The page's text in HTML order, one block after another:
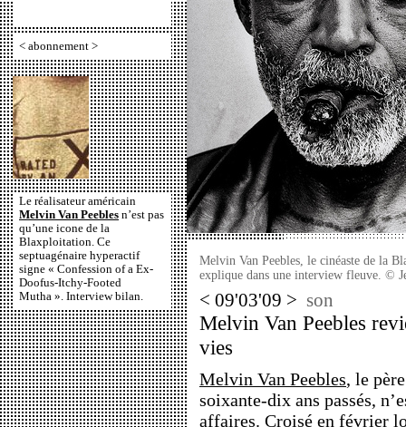
< abonnement >
Le réalisateur américain
Melvin Van Peebles n’est pas
qu’une icone de la
Blaxploitation. Ce
septuagénaire hyperactif
signe « Confession of a Ex-
Doofus-Itchy-Footed
Mutha ». Interview bilan.
Melvin Van Peebles, le cinéaste de la
explique dans une interview fleuve. ©
< 09'03'09 > son
Melvin Van Peebles
vies
Melvin Van Peebles, le
soixante-dix ans passés,
affaires. Croisé en février